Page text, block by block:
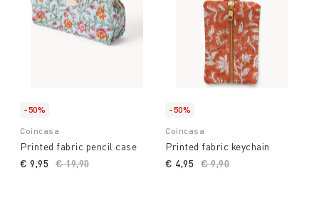
-50%
Coincasa
Printed fabric pencil case
Price reduced from
€ 19,90to
€ 9,95
-50%
Coincasa
Printed fabric keychain
Price reduced from
€ 9,90
€ 4,95